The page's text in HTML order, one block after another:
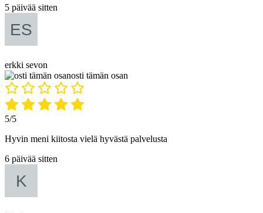
5 päivää sitten
erkki sevon
osti tämän osan
5/5
Hyvin meni kiitosta vielä hyvästä palvelusta
6 päivää sitten